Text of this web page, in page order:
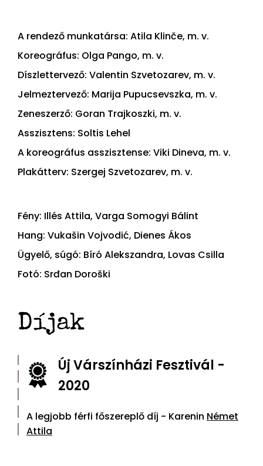
A rendező munkatársa: Atila Klinče, m. v.
Koreográfus: Olga Pango, m. v.
Díszlettervező: Valentin Szvetozarev, m. v.
Jelmeztervező: Marija Pupucsevszka, m. v.
Zeneszerző: Goran Trajkoszki, m. v.
Asszisztens: Soltis Lehel
A koreográfus asszisztense: Viki Dineva, m. v.
Plakátterv: Szergej Szvetozarev, m. v.
Fény: Illés Attila, Varga Somogyi Bálint
Hang: Vukašin Vojvodić, Dienes Ákos
Ügyelő, súgó: Bíró Alekszandra, Lovas Csilla
Fotó: Srđan Doroški
Díjak
Új Várszínházi Fesztivál -
2020
A legjobb férfi főszereplő díj - Karenin Német
Attila